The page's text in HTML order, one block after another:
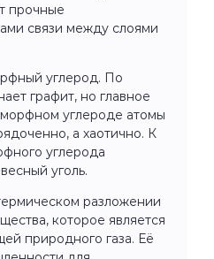
прочные
связи между слоями
углерод. По
графит, но главное
углероде атомы
а хаотично. К
углерода
уголь.
разложении
которое является
природного газа. Её